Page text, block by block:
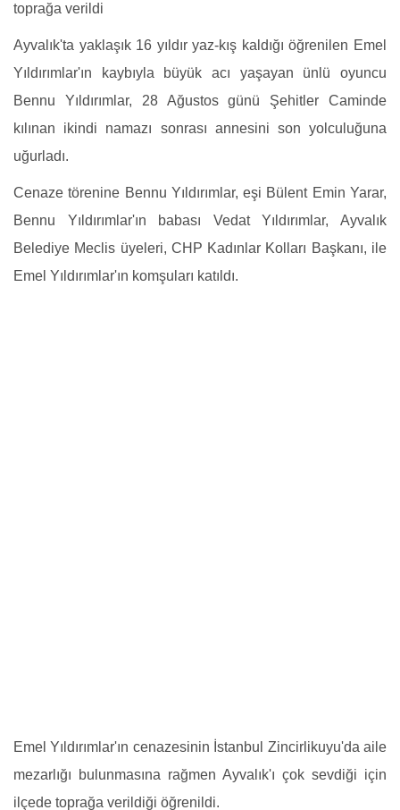
toprağa verildi
Ayvalık'ta yaklaşık 16 yıldır yaz-kış kaldığı öğrenilen Emel
Yıldırımlar'ın kaybıyla büyük acı yaşayan ünlü oyuncu
Bennu Yıldırımlar, 28 Ağustos günü Şehitler Caminde
kılınan ikindi namazı sonrası annesini son yolculuğuna
uğurladı.
Cenaze törenine Bennu Yıldırımlar, eşi Bülent Emin Yarar,
Bennu Yıldırımlar'ın babası Vedat Yıldırımlar, Ayvalık
Belediye Meclis üyeleri, CHP Kadınlar Kolları Başkanı, ile
Emel Yıldırımlar'ın komşuları katıldı.
Emel Yıldırımlar'ın cenazesinin İstanbul Zincirlikuyu'da aile
mezarlığı bulunmasına rağmen Ayvalık'ı çok sevdiği için
ilçede toprağa verildiği öğrenildi.